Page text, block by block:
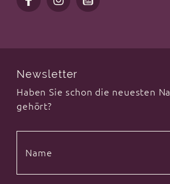
Newsletter
Haben Sie schon die neuesten
gehört?